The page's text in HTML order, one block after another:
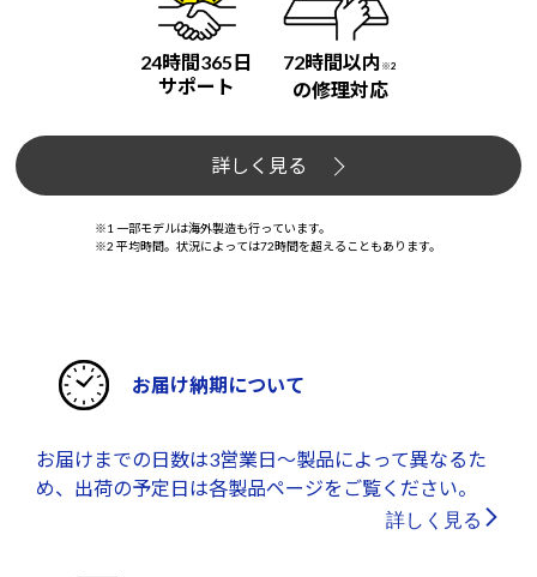
24時間365日
サポート
72時間以内 ※2
の修理対応
詳しく見る
※1 一部モデルは海外製造も行っています。
※2 平均時間。状況によっては72時間を超えることもあります。
お届け納期について
お届けまでの日数は3営業日～製品によって異なるた
め、出荷の予定日は各製品ページをご覧ください。
詳しく見る